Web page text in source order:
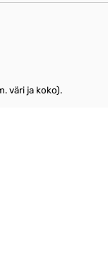
väri ja koko).